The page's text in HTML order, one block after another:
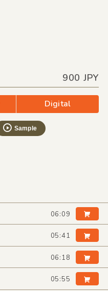
900 JPY
Digital
Sample
06:09
05:41
06:18
05:55